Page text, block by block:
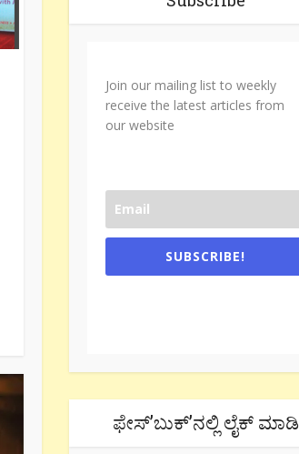
Join our mailing list to weekly
receive the latest articles from
our website
SUBSCRIBE!
ಫೇಸ್’ಬುಕ್’ನಲ್ಲಿ ಲೈಕ್ ಮಾಡಿ